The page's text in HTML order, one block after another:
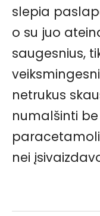
slepia
o su juo
saugesnius,
netrukus
numalšinti
nei